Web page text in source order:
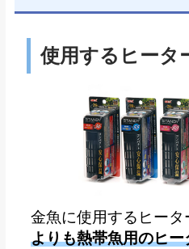
使用するヒータ
金魚に使用するヒータ
よりも熱帯魚用のヒ